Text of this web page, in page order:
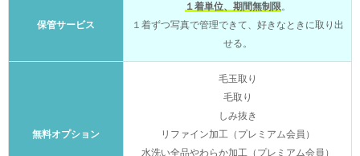
保管サービス
１着単位、期間無制限。
１着ずつ写真で管理できて、好きなときに取り出
せる。
無料オプション
毛玉取り
毛取り
しみ抜き
リファイン加工（プレミアム会員）
水洗い全品やわらか加工（プレミアム会員）